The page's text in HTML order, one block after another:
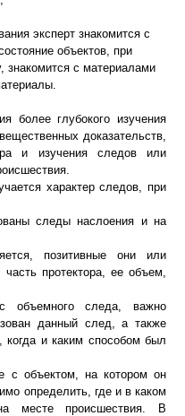
эксперт знакомится с
объектов, при
знакомится с материалами
более глубокого изучения
доказательств,
и изучения следов или
характер следов, при
следы наслоения и на
позитивные они или
часть протектора, ее объем,
объемного следа, важно
данный след, а также
когда и каким способом был
с объектом, на котором он
определить, где и в каком
месте происшествия. В